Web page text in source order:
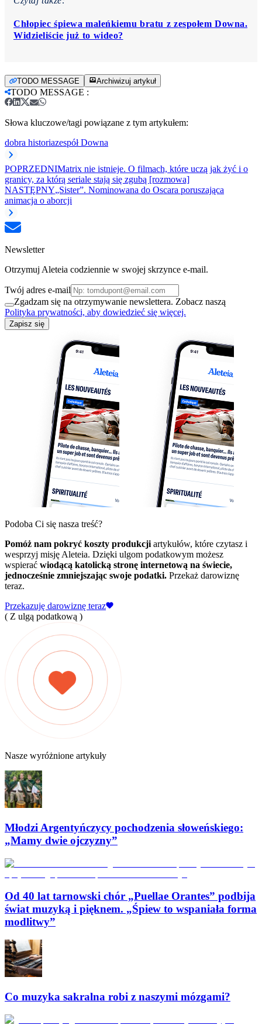
Chłopiec śpiewa maleńkiemu bratu z zespołem Downa.
Widzieliście już to wideo?
TODO MESSAGE Archiwizuj artykuł
TODO MESSAGE :
Słowa kluczowe/tagi powiązane z tym artykułem:
dobra historiazespół Downa
POPRZEDNIMatrix nie istnieje. O filmach, które uczą jak żyć i o
granicy, za którą seriale stają się zgubą [rozmowa]
NASTĘPNY„Sister”. Nominowana do Oscara poruszająca
animacja o aborcji
Newsletter
Otrzymuj Aleteia codziennie w swojej skrzynce e-mail.
Twój adres e-mail
Zgadzam się na otrzymywanie newslettera. Zobacz naszą
Polityka prywatności, aby dowiedzieć się więcej.
Zapisz się
Podoba Ci się nasza treść?
Pomóż nam pokryć koszty produkcji artykułów, które czytasz i
wesprzyj misję Aleteia. Dzięki ulgom podatkowym możesz
wspierać wiodącą katolicką stronę internetową na świecie,
jednocześnie zmniejszając swoje podatki. Przekaż darowiznę
teraz.
Przekazuję darowiznę teraz
( Z ulgą podatkową )
Nasze wyróżnione artykuły
Młodzi Argentyńczycy pochodzenia słoweńskiego:
„Mamy dwie ojczyzny”
Od 40 lat tarnowski chór „Puellae Orantes” podbija
świat muzyką i pięknem. „Śpiew to wspaniała forma
modlitwy”
Co muzyka sakralna robi z naszymi mózgami?